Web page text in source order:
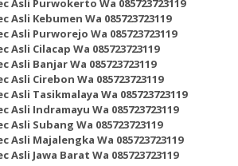
Kebumen Wa 085723723119
Purworejo Wa 085723723119
Cilacap Wa 085723723119
Banjar Wa 085723723119
Cirebon Wa 085723723119
Tasikmalaya Wa 085723723119
Indramayu Wa 085723723119
Subang Wa 085723723119
Majalengka Wa 085723723119
Jawa Barat Wa 085723723119